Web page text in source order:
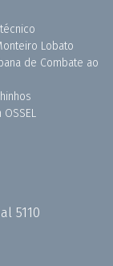
Lobato
de Combate ao
5110